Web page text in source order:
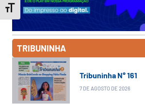
Toggle Font size
TRIBUNINHA
Tribuninha N° 161
7 DE AGOSTO DE 2026